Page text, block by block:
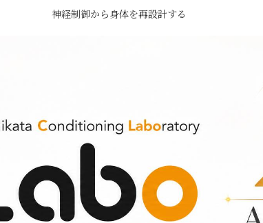
神経制御から身体を再設計する